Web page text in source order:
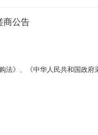
商公告
》、《中华人民共和国政
合相应资格条件的供应商参